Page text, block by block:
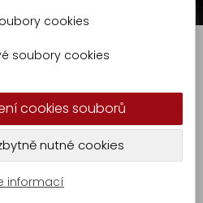
metálica
técnica
propio
cookies
soubory cookies
cookies souborů
nutné cookies
informací